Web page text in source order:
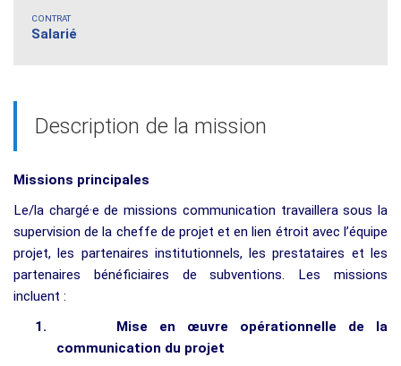
CONTRAT
Salarié
Description de la mission
Missions principales
Le/la chargé·e de missions communication travaillera sous la
supervision de la cheffe de projet et en lien étroit avec l’équipe
projet, les partenaires institutionnels, les prestataires et les
partenaires bénéficiaires de subventions. Les missions
incluent :
1.
Mise en œuvre opérationnelle de la
communication du projet